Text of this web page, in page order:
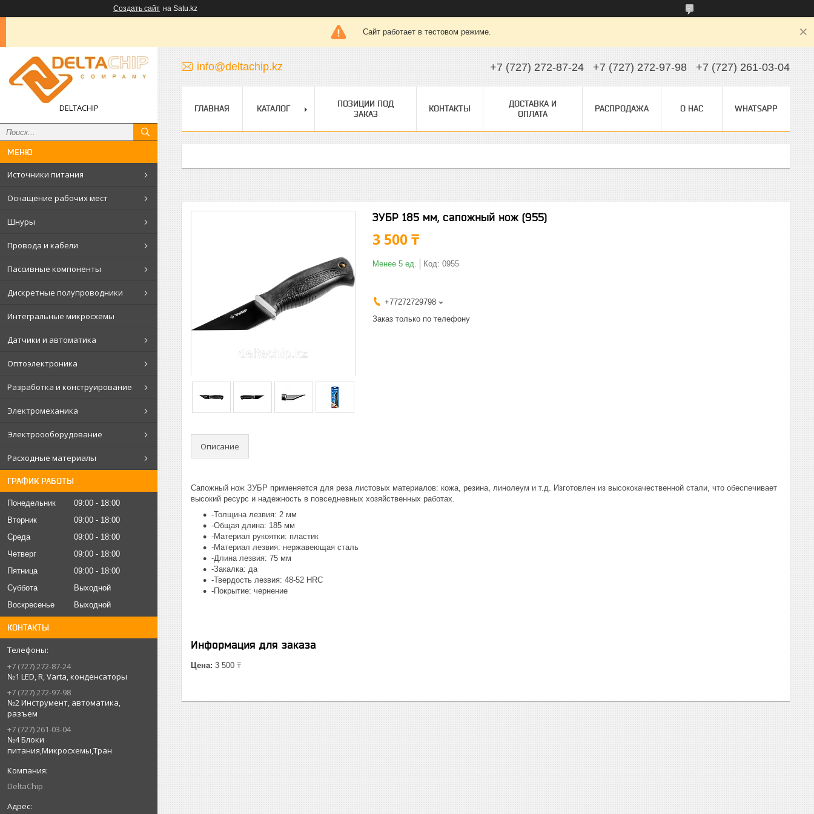
Создать сайт на Satu.kz
Сайт работает в тестовом режиме.
DELTACHIP
Источники питания
Оснащение рабочих мест
Шнуры
Провода и кабели
Пассивные компоненты
Дискретные полупроводники
Интегральные микросхемы
Датчики и автоматика
Оптоэлектроника
Разработка и конструирование
Электромеханика
Электроооборудование
Расходные материалы
ГРАФИК РАБОТЫ
Понедельник 09:00
18:00
Вторник
09:00
18:00
Среда
09:00
18:00
Четверг
09:00
18:00
Пятница
09:00
18:00
Суббота
Выходной
Воскресенье
Выходной
КОНТАКТЫ
+7 (727) 272-87-24
№1 LED, R, Varta, конденсаторы
+7 (727) 272-97-98
№2 Инструмент, автоматика,
разъем
+7 (727) 261-03-04
№4 Блоки
питания,Микросхемы,Тран
DeltaChip
info@deltachip.kz +7 (727) 272-87-24 +7 (727) 272-97-98 +7 (727) 261-03-04
ГЛАВНАЯ КАТАЛОГ
ПОЗИЦИИ ПОД
ЗАКАЗ
КОНТАКТЫ
ДОСТАВКА И
ОПЛАТА
РАСПРОДАЖА О НАС WHATSAPP
ЗУБР 185 мм, сапожный нож (955)
3 500 ₸
Менее 5 ед. Код: 0955
+77272729798
Заказ только по телефону
Описание
Сапожный нож ЗУБР применяется для реза листовых материалов: кожа, резина, линолеум и т.д. Изготовлен из высококачественной стали, что обеспечивает
высокий ресурс и надежность в повседневных хозяйственных работах.
-Толщина лезвия: 2 мм
-Общая длина: 185 мм
-Материал рукоятки: пластик
-Материал лезвия: нержавеющая сталь
-Длина лезвия: 75 мм
-Закалка: да
-Твердость лезвия: 48-52 HRC
-Покрытие: чернение
Информация для заказа
Цена: 3 500 ₸